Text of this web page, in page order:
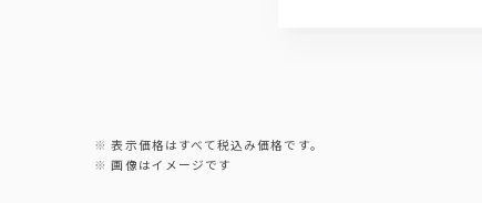
表示価格はすべて税込み価格です。
画像はイメージです